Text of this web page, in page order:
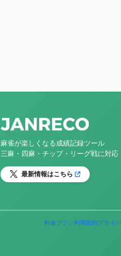
麻雀が楽しくなる成績記録ツール
三麻・四麻・チップ・リーグ戦に対応
最新情報はこちら
料金プラン利用規約プライ